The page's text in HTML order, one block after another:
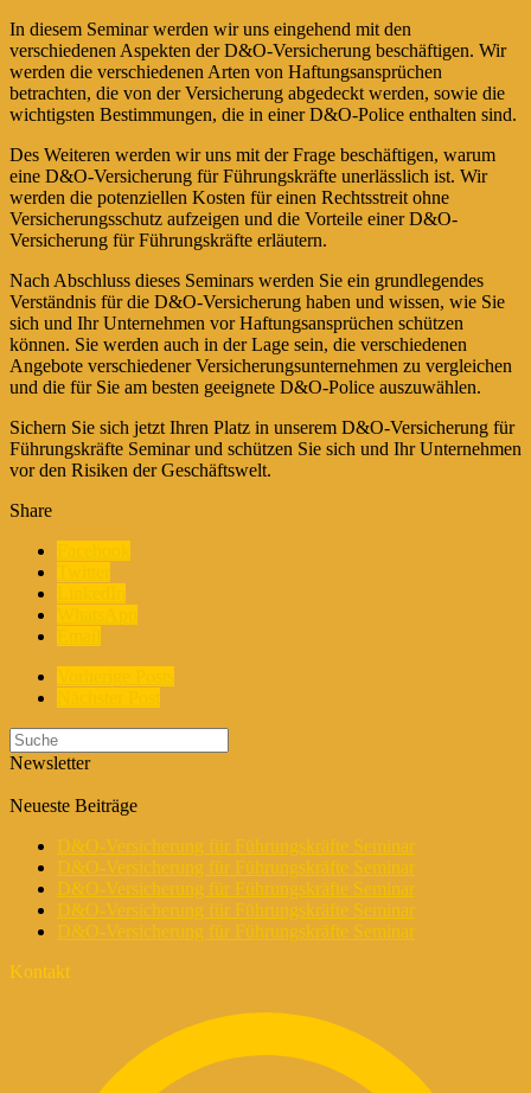
In diesem Seminar werden wir uns eingehend mit den
verschiedenen Aspekten der D&O-Versicherung beschäftigen. Wir
werden die verschiedenen Arten von Haftungsansprüchen
betrachten, die von der Versicherung abgedeckt werden, sowie die
wichtigsten Bestimmungen, die in einer D&O-Police enthalten sind.
Des Weiteren werden wir uns mit der Frage beschäftigen, warum
eine D&O-Versicherung für Führungskräfte unerlässlich ist. Wir
werden die potenziellen Kosten für einen Rechtsstreit ohne
Versicherungsschutz aufzeigen und die Vorteile einer D&O-
Versicherung für Führungskräfte erläutern.
Nach Abschluss dieses Seminars werden Sie ein grundlegendes
Verständnis für die D&O-Versicherung haben und wissen, wie Sie
sich und Ihr Unternehmen vor Haftungsansprüchen schützen
können. Sie werden auch in der Lage sein, die verschiedenen
Angebote verschiedener Versicherungsunternehmen zu vergleichen
und die für Sie am besten geeignete D&O-Police auszuwählen.
Sichern Sie sich jetzt Ihren Platz in unserem D&O-Versicherung für
Führungskräfte Seminar und schützen Sie sich und Ihr Unternehmen
vor den Risiken der Geschäftswelt.
Share
Newsletter
Neueste Beiträge
D&O-Versicherung für Führungskräfte Seminar
D&O-Versicherung für Führungskräfte Seminar
D&O-Versicherung für Führungskräfte Seminar
D&O-Versicherung für Führungskräfte Seminar
D&O-Versicherung für Führungskräfte Seminar
Kontakt